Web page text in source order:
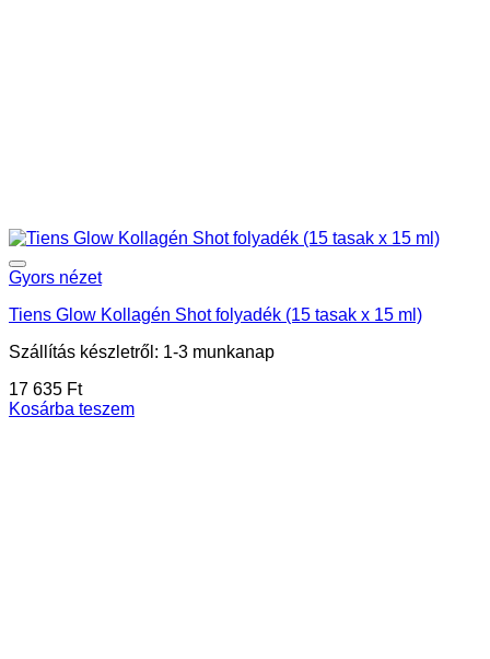
Gyors nézet
Tiens Glow Kollagén Shot folyadék (15 tasak x 15 ml)
Szállítás készletről: 1-3 munkanap
17 635 Ft
Kosárba teszem